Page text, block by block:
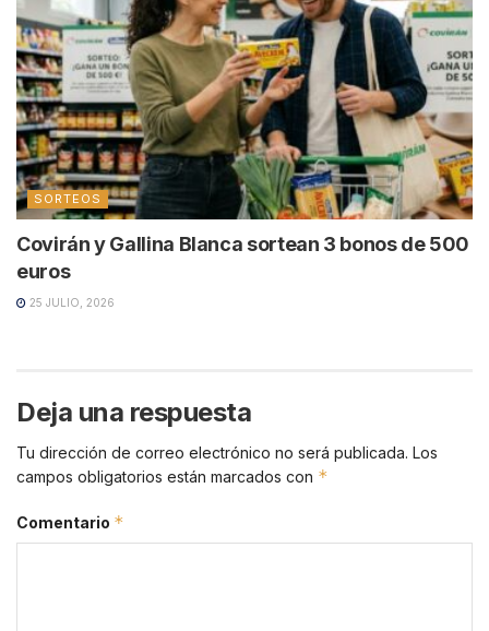
SORTEOS
Covirán y Gallina Blanca sortean 3 bonos de 500
euros
25 JULIO, 2026
Deja una respuesta
Tu dirección de correo electrónico no será publicada. Los
campos obligatorios están marcados con *
Comentario *